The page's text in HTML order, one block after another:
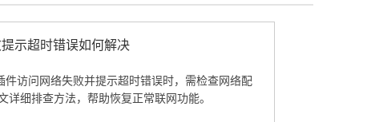
示超时错误如何解决
件访问网络失败并提示超时错误时，需检查网络配
详细排查方法，帮助恢复正常联网功能。